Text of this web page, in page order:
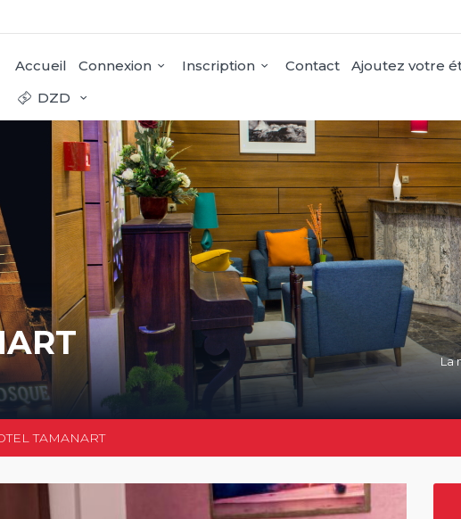
Accueil Connexion Inscription Contact Ajoutez votre
DZD
La
TAMANART